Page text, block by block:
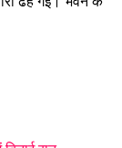
पदों के सृजन को
का सदस्य बन